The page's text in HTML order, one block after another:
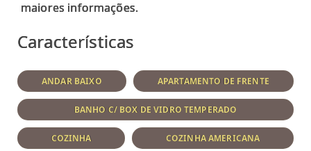
Características
ANDAR BAIXO APARTAMENTO DE FRENTE
BANHO C/ BOX DE VIDRO TEMPERADO
COZINHA COZINHA AMERICANA